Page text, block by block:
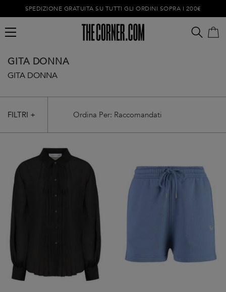
SPEDIZIONE GRATUITA SU TUTTI GLI ORDINI SOPRA I 200€
GITA DONNA
GITA DONNA
FILTRI +